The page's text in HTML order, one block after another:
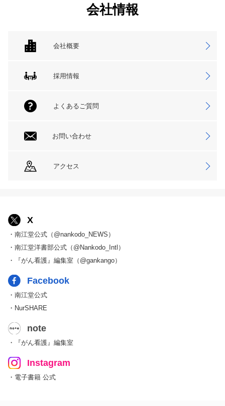
会社情報
会社概要
採用情報
よくあるご質問
お問い合わせ
アクセス
X
・南江堂公式（@nankodo_NEWS）
・南江堂洋書部公式（@Nankodo_Intl）
・『がん看護』編集室（@gankango）
Facebook
・南江堂公式
・NurSHARE
note
・『がん看護』編集室
Instagram
・電子書籍 公式